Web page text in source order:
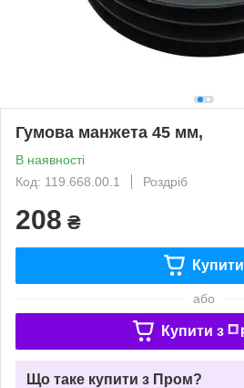
Гумова манжета 45 мм,
В наявності
Код: 119.668.00.1
Роздріб
208 ₴
Купити
або
Купити з
Що таке купити з Пром?